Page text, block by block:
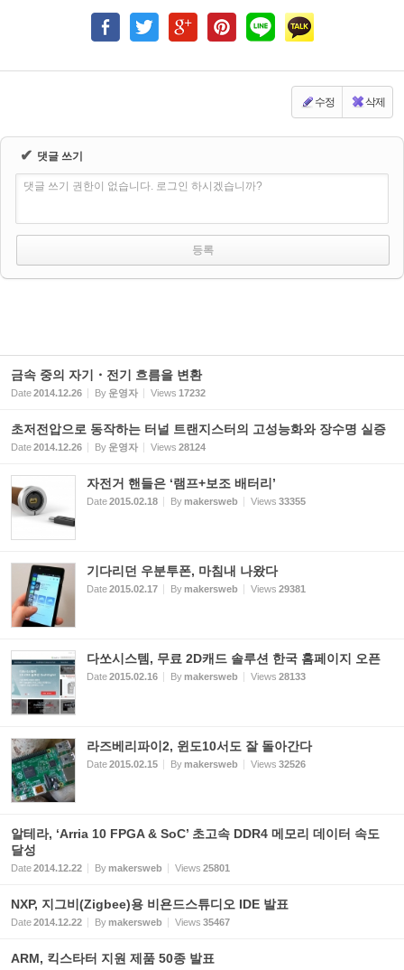
수정 삭제
✔ 댓글 쓰기
댓글 쓰기 권한이 없습니다. 로그인 하시겠습니까?
금속 중의 자기・전기 흐름을 변환
Date2014.12.26 By 운영자 Views 17232
초저전압으로 동작하는 터널 트랜지스터의 고성능화와 장수명 실증
Date2014.12.26 By 운영자 Views 28124
자전거 핸들은 ‘램프+보조 배터리’
Date2015.02.18 Bymakersweb Views 33355
기다리던 우분투폰, 마침내 나왔다
Date2015.02.17 Bymakersweb Views 29381
다쏘시스템, 무료 2D캐드 솔루션 한국 홈페이지 오픈
Date2015.02.16 Bymakersweb Views 28133
라즈베리파이2, 윈도10서도 잘 돌아간다
Date2015.02.15 Bymakersweb Views 32526
알테라, ‘Arria 10 FPGA & SoC’ 초고속 DDR4 메모리 데이터 속도
달성
Date2014.12.22 Bymakersweb Views 25801
NXP, 지그비(Zigbee)용 비욘드스튜디오 IDE 발표
Date2014.12.22 Bymakersweb Views 35467
ARM, 킥스타터 지원 제품 50종 발표